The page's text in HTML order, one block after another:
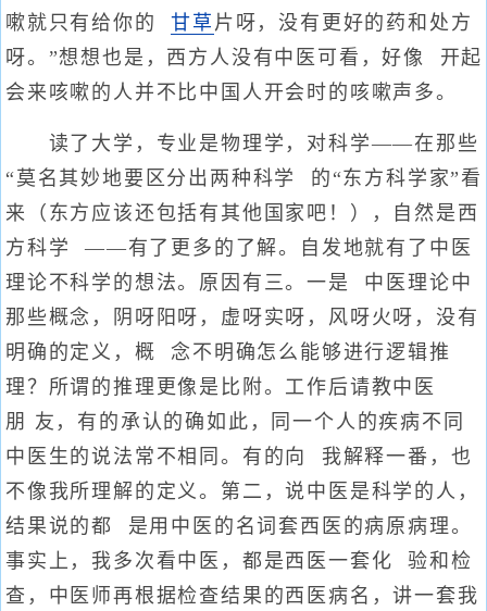
嗽就只有给你的甘草 片呀，没有更好的药和处方
呀。”想想也是，西方人没有中医可看，好像 开起
会来咳嗽的人并不比中国人开会时的咳嗽声多。
读了大学，专业是物理学，对科学——在那些
“莫名其妙地要区分出两种科学 的“东方科学家”看
来（东方应该还包括有其他国家吧！），自然是西
方科学 ——有了更多的了解。自发地就有了中医
理论不科学的想法。原因有三。一是 中医理论中
那些概念，阴呀阳呀，虚呀实呀，风呀火呀，没有
明确的定义，概 念不明确怎么能够进行逻辑推
理？所谓的推理更像是比附。工作后请教中医
朋 友，有的承认的确如此，同一个人的疾病不同
中医生的说法常不相同。有的向 我解释一番，也
不像我所理解的定义。第二，说中医是科学的人，
结果说的都 是用中医的名词套西医的病原病理。
事实上，我多次看中医，都是西医一套化 验和检
查，中医师再根据检查结果的西医病名，讲一套我